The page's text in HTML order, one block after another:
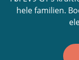
hele familien.